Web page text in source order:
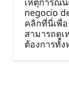
negocio
คลิกที่นี่เพื่อ
สามารถดู
ต้องการทั้